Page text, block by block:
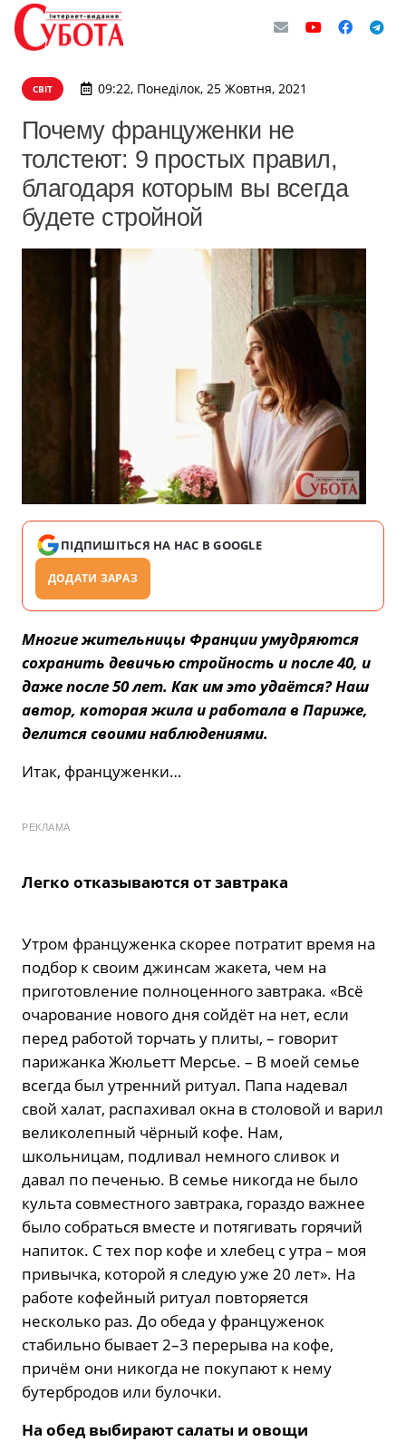
СВІТ 09:22, Понеділок, 25 Жовтня, 2021
Почему француженки не
толстеют: 9 простых правил,
благодаря которым вы всегда
будете стройной
ПІДПИШІТЬСЯ НА НАС В GOOGLE
ДОДАТИ ЗАРАЗ
Многие жительницы Франции умудряются
сохранить девичью стройность и после 40, и
даже после 50 лет. Как им это удаётся? Наш
автор, которая жила и работала в Париже,
делится своими наблюдениями.
Итак, француженки…
РЕКЛАМА
Легко отказываются от завтрака
Утром француженка скорее потратит время на
подбор к своим джинсам жакета, чем на
приготовление полноценного завтрака. «Всё
очарование нового дня сойдёт на нет, если
перед работой торчать у плиты, – говорит
парижанка Жюльетт Мерсье. – В моей семье
всегда был утренний ритуал. Папа надевал
свой халат, распахивал окна в столовой и варил
великолепный чёрный кофе. Нам,
школьницам, подливал немного сливок и
давал по печенью. В семье никогда не было
культа совместного завтрака, гораздо важнее
было собраться вместе и потягивать горячий
напиток. С тех пор кофе и хлебец с утра – моя
привычка, которой я следую уже 20 лет». На
работе кофейный ритуал повторяется
несколько раз. До обеда у француженок
стабильно бывает 2–3 перерыва на кофе,
причём они никогда не покупают к нему
бутербродов или булочки.
На обед выбирают салаты и овощи